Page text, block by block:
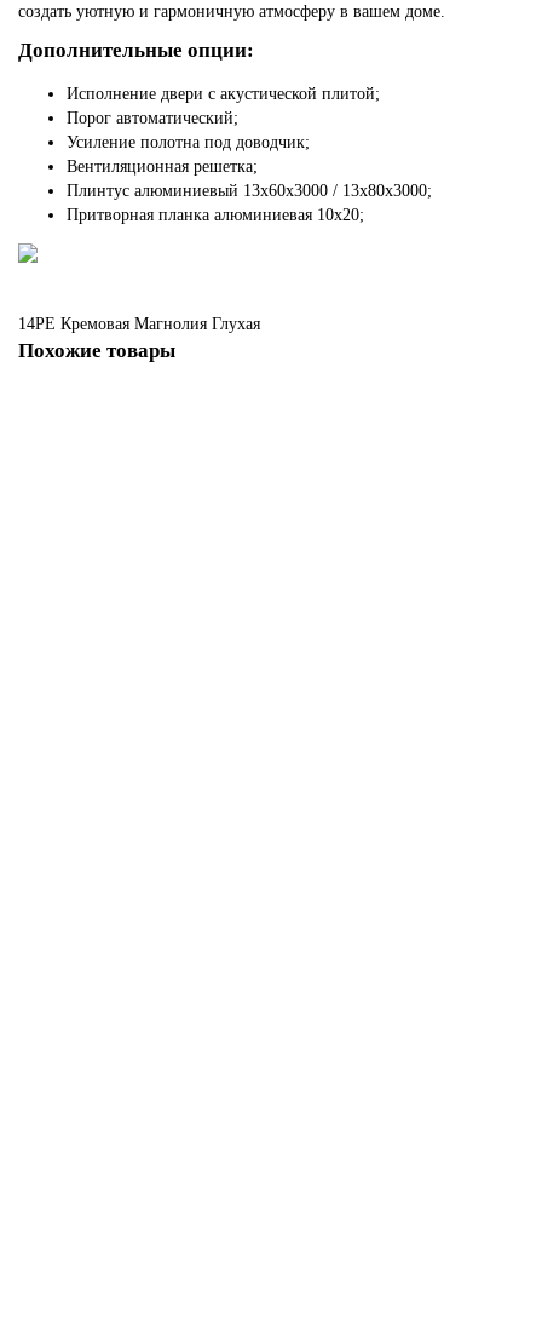
создать уютную и гармоничную атмосферу в вашем доме.
Дополнительные опции:
Исполнение двери с акустической плитой;
Порог автоматический;
Усиление полотна под доводчик;
Вентиляционная решетка;
Плинтус алюминиевый 13х60х3000 / 13х80х3000;
Притворная планка алюминиевая 10x20;
14PE Кремовая Магнолия Глухая
Похожие товары